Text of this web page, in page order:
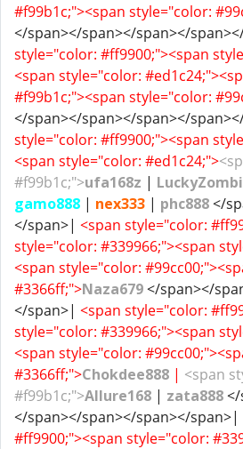
#f99b1c;"><span style="color:
</span></span></span></
style="color: #ff9900;"><span
<span style="color:
#f99b1c;"><span style="color:
</span></span></span></
style="color: #ff9900;"><span
<span style="color: #ed1c24;">
#f99b1c;">ufa168z |
gamo888 | nex333 | phc888</
</span>| <span style="color:
style="color: #339966;"><span
<span style="color:
#3366ff;">Naza679</span></
</span>| <span style="color:
style="color: #339966;"><span
<span style="color:
#3366ff;">Chokdee888 | <span
#f99b1c;">Allure168 | zata888
</span></span></span></span>|
#ff9900;"><span style="color: